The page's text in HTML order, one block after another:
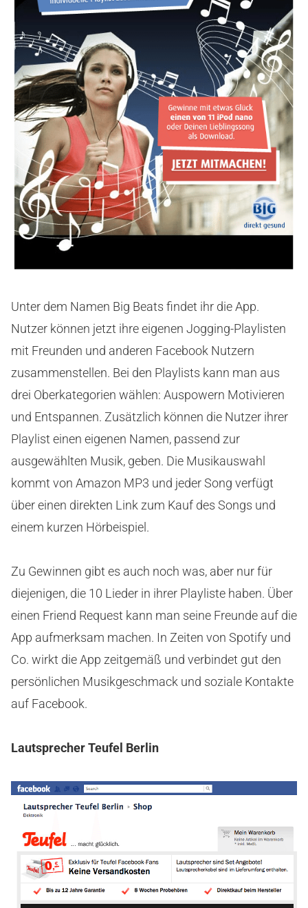
Unter dem Namen Big Beats findet ihr die App.
Nutzer können jetzt ihre eigenen Jogging-Playlisten
mit Freunden und anderen Facebook Nutzern
zusammenstellen. Bei den Playlists kann man aus
drei Oberkategorien wählen: Auspowern Motivieren
und Entspannen. Zusätzlich können die Nutzer ihrer
Playlist einen eigenen Namen, passend zur
ausgewählten Musik, geben. Die Musikauswahl
kommt von Amazon MP3 und jeder Song verfügt
über einen direkten Link zum Kauf des Songs und
einem kurzen Hörbeispiel.
Zu Gewinnen gibt es auch noch was, aber nur für
diejenigen, die 10 Lieder in ihrer Playliste haben. Über
einen Friend Request kann man seine Freunde auf die
App aufmerksam machen. In Zeiten von Spotify und
Co. wirkt die App zeitgemäß und verbindet gut den
persönlichen Musikgeschmack und soziale Kontakte
auf Facebook.
Lautsprecher Teufel Berlin